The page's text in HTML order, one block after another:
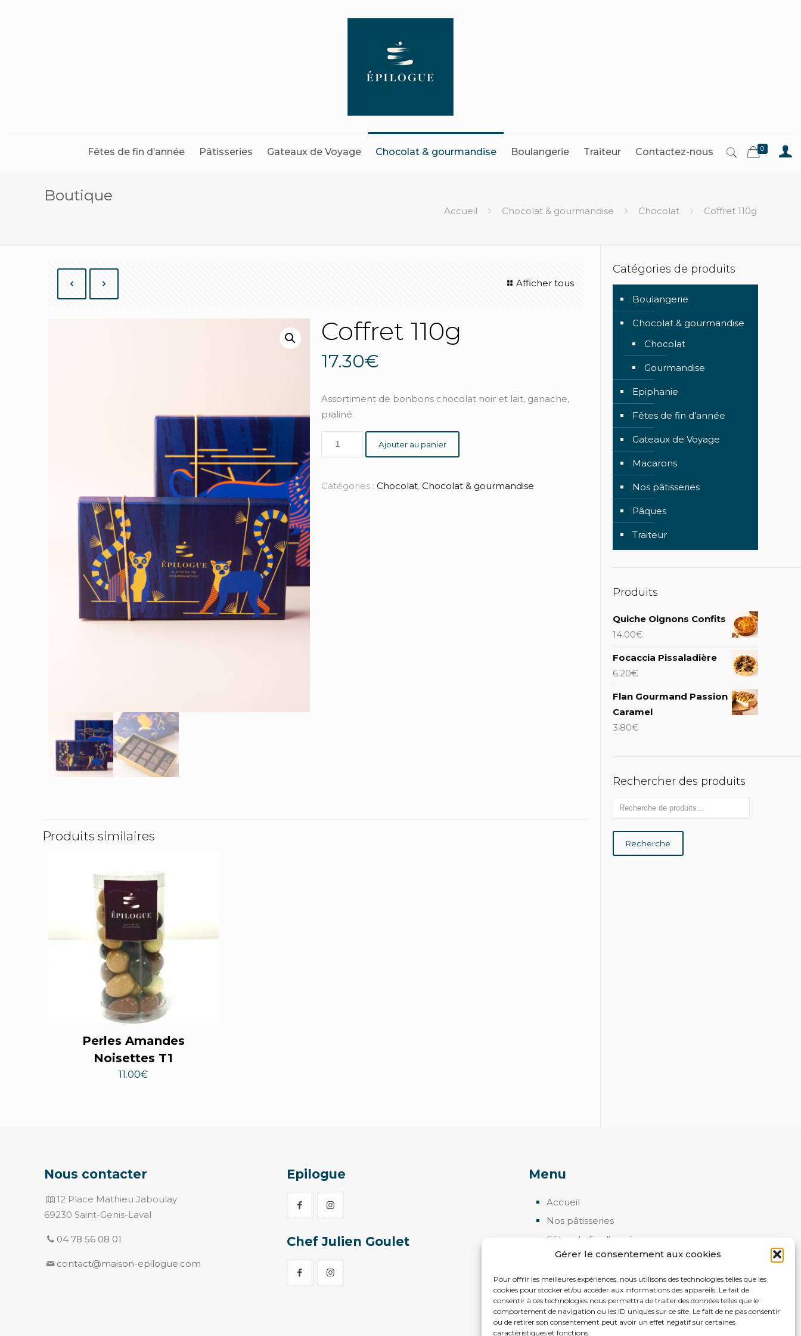
Gérer le consentement aux cookies
Pour offrir les meilleures expériences, nous utilisons des technologies telles que les
cookies pour stocker et/ou accéder aux informations des appareils. Le fait de
consentir à ces technologies nous permettra de traiter des données telles que le
comportement de navigation ou les ID uniques sur ce site. Le fait de ne pas consentir
ou de retirer son consentement peut avoir un effet négatif sur certaines
caractéristiques et fonctions.
Fêtes de fin d’année Pâtisseries Gateaux de Voyage Chocolat & gourmandise Boulangerie Traiteur Contactez-nous 0
Boutique
Accueil Chocolat & gourmandise Chocolat Coffret 110g
Afficher tous
Coffret 110g
17.30€
Assortiment de bonbons chocolat noir et lait, ganache,
praliné.
Ajouter au panier
Catégories : Chocolat, Chocolat & gourmandise
Produits similaires
Perles Amandes
Noisettes T1
11.00€
Catégories de produits
Boulangerie
Chocolat & gourmandise
Chocolat
Gourmandise
Epiphanie
Fêtes de fin d’année
Gateaux de Voyage
Macarons
Nos pâtisseries
Pâques
Traiteur
Produits
Quiche Oignons Confits
14.00€
Focaccia Pissaladière
6.20€
Flan Gourmand Passion
Caramel
3.80€
Rechercher des produits
Recherche
Nous contacter
12 Place Mathieu Jaboulay
69230 Saint-Genis-Laval
04 78 56 08 01
contact@maison-epilogue.com
Epilogue
Chef Julien Goulet
Menu
Accueil
Nos pâtisseries
Fêtes de fin d’année
Macarons
Epiphanie
Contactez-nous